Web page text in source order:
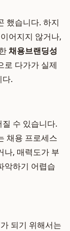
했습니다. 하지
어지지 않거나,
채용브랜딩성
로 다가가 실제
다.
수 있습니다.
채용 프로세스
나, 매력도가 부
악하기 어렵습
되기 위해서는